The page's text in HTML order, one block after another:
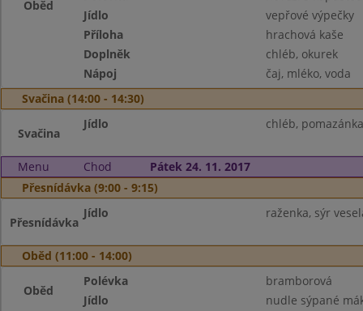
Oběd
Jídlo
vepřové výpečky
Příloha
hrachová kaše
Doplněk
chléb, okurek
Nápoj
čaj, mléko, voda
Svačina (14:00 - 14:30)
Svačina
Jídlo chléb,
Menu Chod
Pátek 24. 11. 2017
Přesnídávka (9:00 - 9:15)
Přesnídávka
Jídlo raženka, sýr
Oběd (11:00 - 14:00)
Oběd
Polévka
bramborová
Jídlo
nudle sýpané